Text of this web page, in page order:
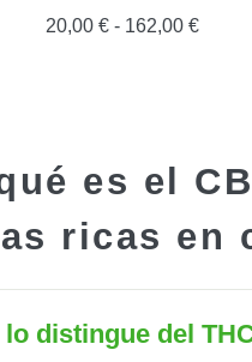
20,00 € - 162,00 €
es el
ricas en
distingue del